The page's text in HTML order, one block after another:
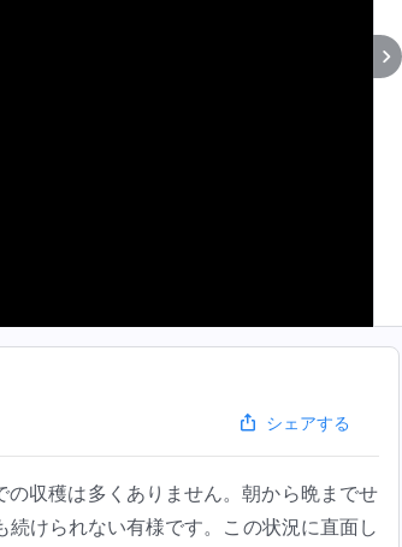
シェアする
の収穫は多くありません。朝から晩までせ
けられない有様です。この状況に直面し